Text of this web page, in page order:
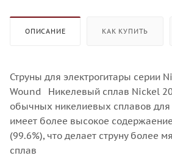
ОПИСАНИЕ КАК КУПИТЬ
Струны для электрогитары серии
Wound Никелевый сплав Nickel
обычных никелиевых сплавов для
имеет более высокое
(99.6%), что делает струну более
сплав